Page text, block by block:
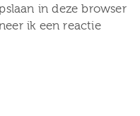
in deze browser
ik een reactie